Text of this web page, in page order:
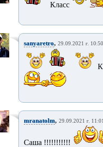
Класс
sanyaretro, 29.09.2021 г. 10:50
mranatolm, 29.09.2021 г.
Саша !!!!!!!!!!!